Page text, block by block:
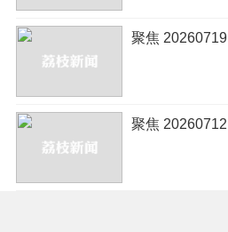
聚焦 20260719
聚焦 20260712